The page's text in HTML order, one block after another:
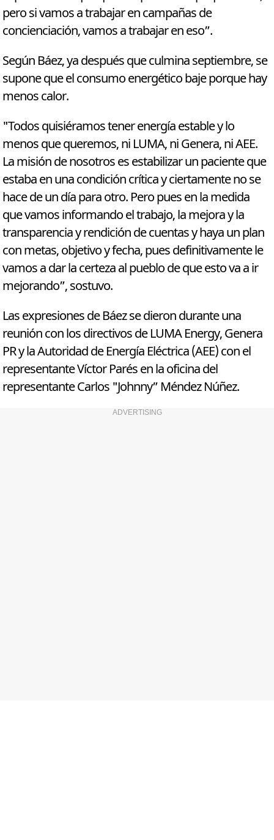
pero si vamos a trabajar en campañas de
concienciación, vamos a trabajar en eso”.
Según Báez, ya después que culmina septiembre, se
supone que el consumo energético baje porque hay
menos calor.
"Todos quisiéramos tener energía estable y lo
menos que queremos, ni LUMA, ni Genera, ni AEE.
La misión de nosotros es estabilizar un paciente que
estaba en una condición crítica y ciertamente no se
hace de un día para otro. Pero pues en la medida
que vamos informando el trabajo, la mejora y la
transparencia y rendición de cuentas y haya un plan
con metas, objetivo y fecha, pues definitivamente le
vamos a dar la certeza al pueblo de que esto va a ir
mejorando”, sostuvo.
Las expresiones de Báez se dieron durante una
reunión con los directivos de LUMA Energy, Genera
PR y la Autoridad de Energía Eléctrica (AEE) con el
representante Víctor Parés en la oficina del
representante Carlos "Johnny” Méndez Núñez.
ADVERTISING